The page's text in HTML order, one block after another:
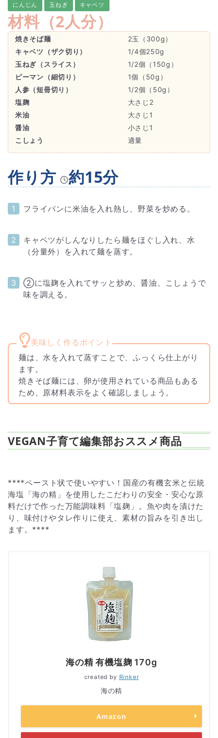
にんじん 玉ねぎ キャベツ
材料（2人分）
焼きそば麺
2玉（300g）
キャベツ（ザク切り）
1/4個250g
玉ねぎ（スライス）
1/2個（150g）
ピーマン（細切り）
1個（50g）
人参（短冊切り）
1/2個（50g）
塩麹
大さじ2
米油
大さじ1
醤油
小さじ1
こしょう
適量
作り方 約15分
フライパンに米油を入れ熱し、野菜を炒める。
キャベツがしんなりしたら麺をほぐし入れ、水
（分量外）を入れて麺を蒸す。
②に塩麹を入れてサッと炒め、醤油、こしょうで
味を調える。
麺は、水を入れて蒸すことで、ふっくら仕上がり
ます。
焼きそば麺には、卵が使用されている商品もある
ため、原材料表示をよく確認しましょう。
VEGAN子育て編集部おススメ商品
****ペースト状で使いやすい！国産の有機玄米と伝統
海塩「海の精」を使用したこだわりの安全・安心な原
料だけで作った万能調味料「塩麹」。魚や肉を漬けた
り、味付けやタレ作りに使え、素材の旨みを引き出し
ます。****
海の精 有機塩麹 170g
created by Rinker
海の精
Amazon